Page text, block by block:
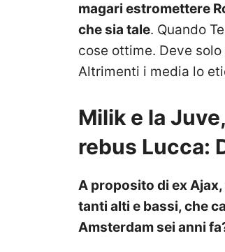
magari estromettere
che sia tale. Quando
cose ottime. Deve
Altrimenti i media lo
Milik e la
rebus Lucca:
A proposito di ex Ajax,
tanti alti e bassi, che
Amsterdam sei anni